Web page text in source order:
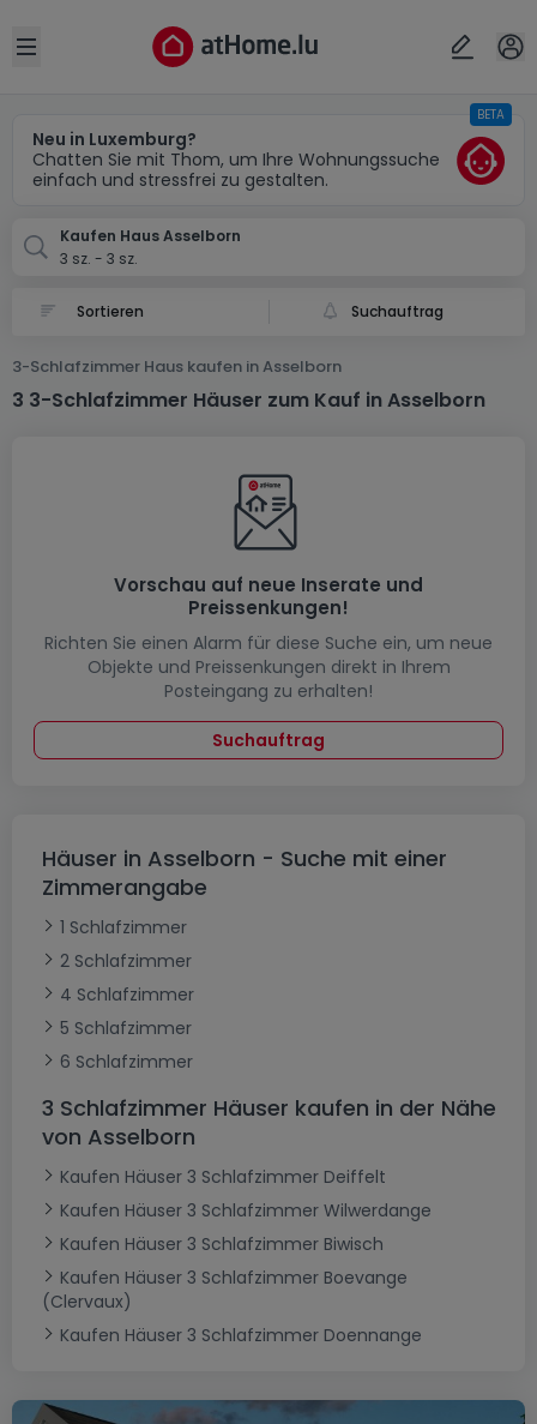
Open sidebar
Neu in Luxemburg?
Chatten Sie mit Thom, um Ihre Wohnungssuche
einfach und stressfrei zu gestalten.
BETA
Kaufen Haus Asselborn
3 sz. - 3 sz.
Suchauftrag
3-Schlafzimmer Haus kaufen in Asselborn
3 3-Schlafzimmer Häuser zum Kauf in Asselborn
Vorschau auf neue Inserate und
Preissenkungen!
Richten Sie einen Alarm für diese Suche ein, um neue
Objekte und Preissenkungen direkt in Ihrem
Posteingang zu erhalten!
Suchauftrag
Häuser in Asselborn - Suche mit einer
Zimmerangabe
1 Schlafzimmer
2 Schlafzimmer
4 Schlafzimmer
5 Schlafzimmer
6 Schlafzimmer
3 Schlafzimmer Häuser kaufen in der Nähe
von Asselborn
Kaufen Häuser 3 Schlafzimmer Deiffelt
Kaufen Häuser 3 Schlafzimmer Wilwerdange
Kaufen Häuser 3 Schlafzimmer Biwisch
Kaufen Häuser 3 Schlafzimmer Boevange
(Clervaux)
Kaufen Häuser 3 Schlafzimmer Doennange
Ort
Abbrechen ok